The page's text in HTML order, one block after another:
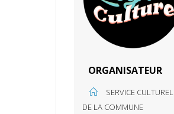
ORGANISATEUR
SERVICE CULTUREL
DE LA COMMUNE